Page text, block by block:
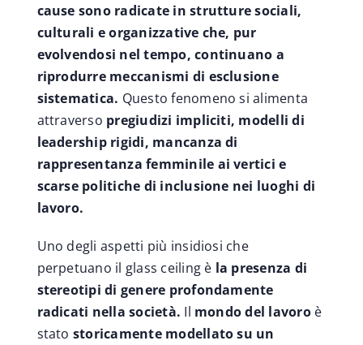
cause sono radicate in strutture sociali,
culturali e organizzative che, pur
evolvendosi nel tempo, continuano a
riprodurre meccanismi di esclusione
sistematica. Questo fenomeno si alimenta
attraverso pregiudizi impliciti, modelli di
leadership rigidi, mancanza di
rappresentanza femminile ai vertici e
scarse politiche di inclusione nei luoghi di
lavoro.
Uno degli aspetti più insidiosi che
perpetuano il glass ceiling è la presenza di
stereotipi di genere profondamente
radicati nella società. Il mondo del lavoroè
stato storicamente modellato su un